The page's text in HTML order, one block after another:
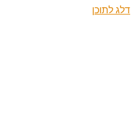
דלג לתוכן